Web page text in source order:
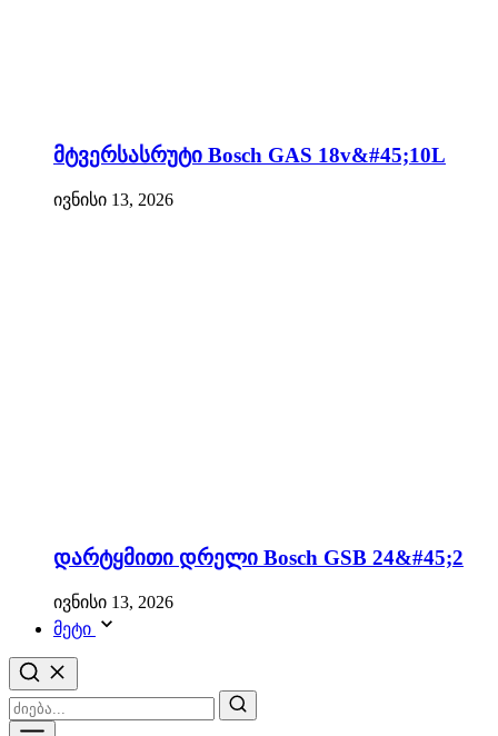
მტვერსასრუტი Bosch GAS 18v&#45;10L
ივნისი 13, 2026
დარტყმითი დრელი Bosch GSB 24&#45;2
ივნისი 13, 2026
მეტი